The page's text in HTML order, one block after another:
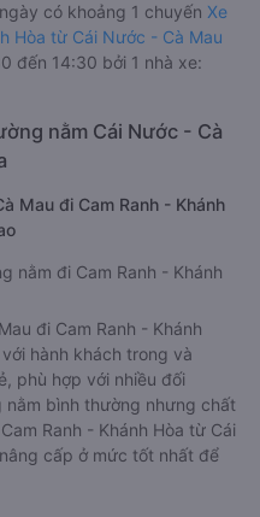
có khoảng 1 chuyến Xe
Hòa từ Cái Nước - Cà Mau
đến 14:30 bởi 1 nhà xe:
nằm Cái Nước - Cà
Mau đi Cam Ranh - Khánh
nằm đi Cam Ranh - Khánh
đi Cam Ranh - Khánh
hành khách trong và
phù hợp với nhiều đối
bình thường nhưng chất
Ranh - Khánh Hòa từ Cái
cấp ở mức tốt nhất để